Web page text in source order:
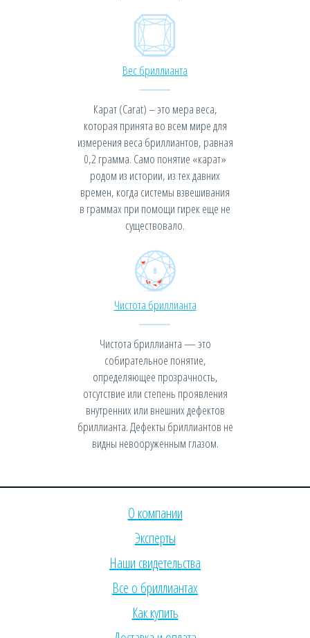
Вес бриллианта
Карат (Carat) – это мера веса,
которая принята во всем мире для
измерения веса бриллиантов, равная
0,2 грамма. Само понятие «карат»
родом из истории, из тех давних
времен, когда системы взвешивания
в граммах при помощи гирек еще не
существовало.
Чистота бриллианта
Чистота бриллианта — это
собирательное понятие,
определяющее прозрачность,
отсутствие или степень проявления
внутренних или внешних дефектов
бриллианта. Дефекты бриллиантов не
видны невооруженным глазом.
О компании
Эксперты
Наши свидетельства
Все о бриллиантах
Как купить